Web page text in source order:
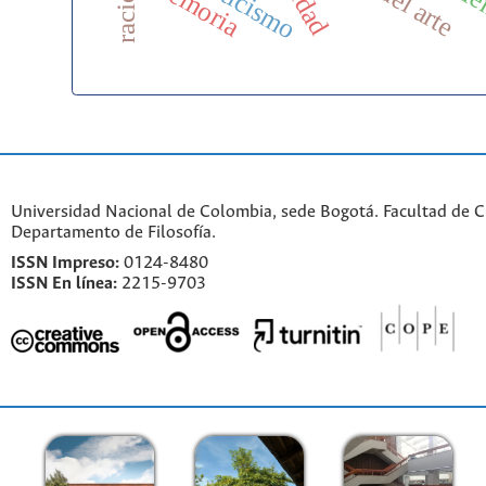
Universidad Nacional de Colombia, sede Bogotá. Facultad de
Departamento de Filosofía.
ISSN Impreso: 0124-8480
ISSN En línea: 2215-9703